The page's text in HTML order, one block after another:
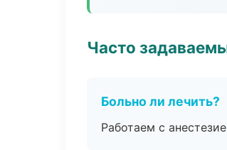
Часто
Больно ли лечить?
Работаем с